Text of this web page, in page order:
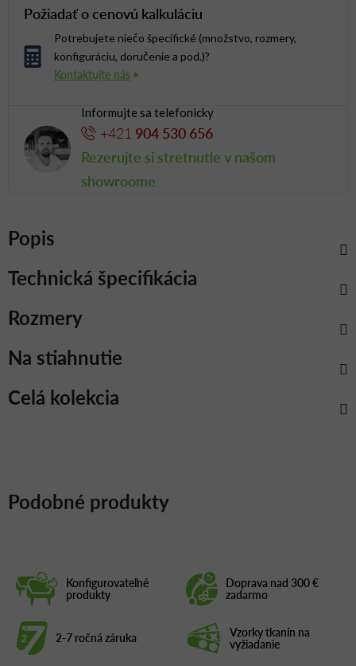
Požiadať o cenovú kalkuláciu
Potrebujete niečo špecifické (množstvo, rozmery,
konfiguráciu, doručenie a pod.)?
Informujte sa telefonicky
+421 904 530 656
Rezerujte si stretnutie v našom
showroome
Konfigurovateľné
produkty
Doprava nad 300 €
zadarmo
2-7 ročná záruka Vzorky tkanín na
vyžiadanie
Popis
Na stiahnutie
Celá kolekcia
Rozmery
Technická špecifikácia
Podobné produkty